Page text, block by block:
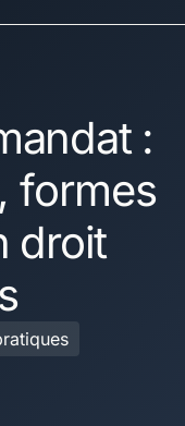
:
formes
droit